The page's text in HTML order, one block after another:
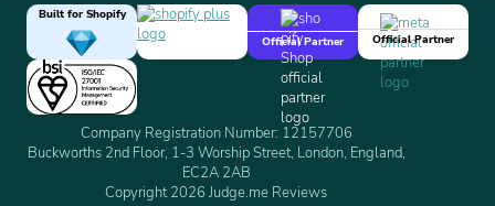
Built for Shopify
Official Partner
Official Partner
Company Registration Number: 12157706
Buckworths 2nd Floor, 1-3 Worship Street, London, England,
EC2A 2AB
Copyright 2026 Judge.me Reviews